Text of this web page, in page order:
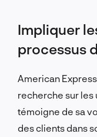
Impliquer
processus
American
recherche sur les
témoigne de sa
des clients dans